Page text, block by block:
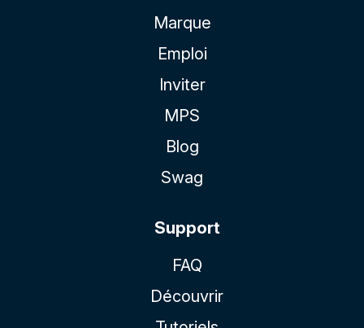
Marque
Emploi
Inviter
MPS
Blog
Swag
Support
FAQ
Découvrir